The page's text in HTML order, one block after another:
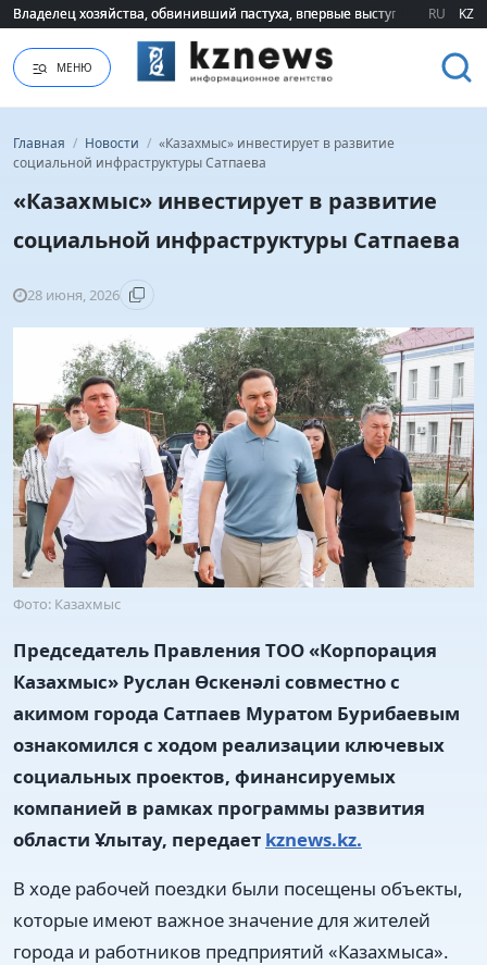
Владелец хозяйства, обвинивший пастуха, впервые выступил
Владелец хозяйства, обвинивший пастуха, впервые выступил RU KZ
МЕНЮ
Главная / Новости / «Казахмыс» инвестирует в развитие
социальной инфраструктуры Сатпаева
«Казахмыс» инвестирует в развитие
социальной инфраструктуры Сатпаева
28 июня, 2026
Фото: Казахмыс
Председатель Правления ТОО «Корпорация
Казахмыс» Руслан Өскенәлі совместно с
акимом города Сатпаев Муратом Бурибаевым
ознакомился с ходом реализации ключевых
социальных проектов, финансируемых
компанией в рамках программы развития
области Ұлытау, передает kznews.kz.
В ходе рабочей поездки были посещены объекты,
которые имеют важное значение для жителей
города и работников предприятий «Казахмыса».